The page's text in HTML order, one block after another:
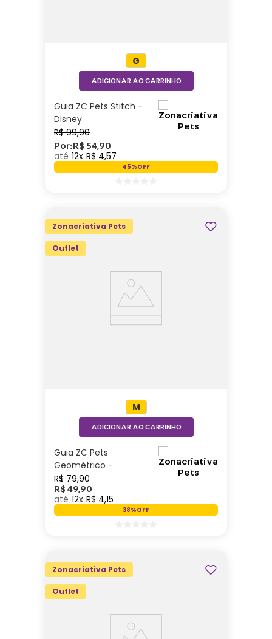
Guia ZC Pets Stitch -
Disney
R$ 99,90
Por:R$ 54,90
12 R$ 4,57
45%OFF
G
ADICIONAR AO CARRINHO
Zonacriativa Pets
Outlet
Guia ZC Pets
Geométrico -
ZonaCriativa
R$ 79,90
R$ 49,90
12 R$ 4,15
38%OFF
M
ADICIONAR AO CARRINHO
Zonacriativa Pets
Outlet